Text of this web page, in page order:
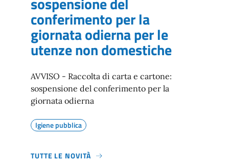
conferimento per la
giornata odierna per le
utenze non domestiche
AVVISO - Raccolta di carta e cartone:
sospensione del conferimento per la
giornata odierna
Igiene pubblica
TUTTE LE NOVITÀ